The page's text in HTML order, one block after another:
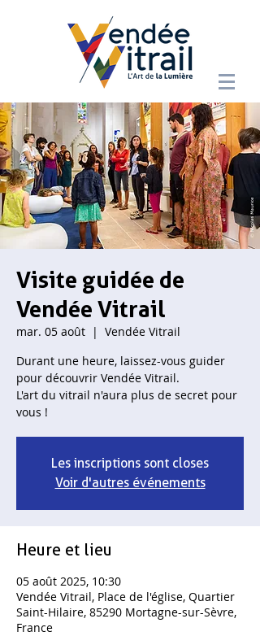
Visite guidée de
Vendée Vitrail
mar. 05 août
  |
Vendée Vitrail
Durant une heure, laissez-vous guider
pour découvrir Vendée Vitrail.
L'art du vitrail n'aura plus de secret pour
vous !
Les inscriptions sont closes
Voir d'autres événements
Heure et lieu
05 août 2025, 10:30
Vendée Vitrail, Place de l'église, Quartier
Saint-Hilaire, 85290 Mortagne-sur-Sèvre,
France